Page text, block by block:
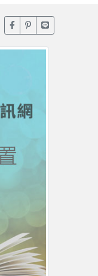
臉書分享(另開新視窗)
噗浪分享(另開新
Line分享(另